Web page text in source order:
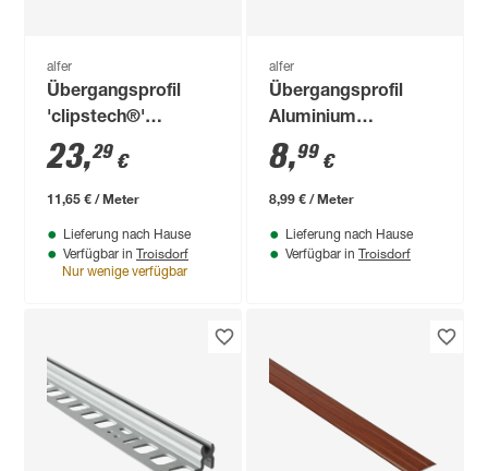
alfer
Übergangsprofil
'clipstech®'
Aluminium
messingfarben 2000
x 33 mm
23,29 €
11,65 € / Meter
Lieferung nach Hause
Verfügbar in Troisdorf
Nur wenige verfügbar
alfer
Übergangsprofil
Aluminium
messingfarben 1000
x 40 mm
8,99 €
8,99 € / Meter
Lieferung nach Hause
Verfügbar in Troisdorf